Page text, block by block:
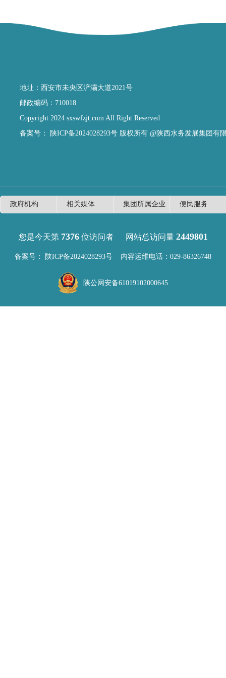
地址：西安市未央区浐灞大道2021号
邮政编码：710018
Copyright 2024 sxswfzjt.com All Right Reserved
备案号：
陕ICP备2024028293号 版权所有 @陕西水务发展集团有
您是今天第 7376位访问者 网站总访问量 2449801
备案号： 陕ICP备2024028293号 内容运维电话：029-86326748
陕公网安备61019102000645